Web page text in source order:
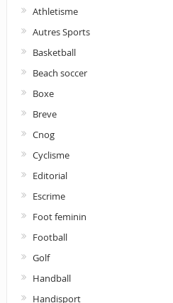
Athletisme
Autres Sports
Basketball
Beach soccer
Boxe
Breve
Cnog
Cyclisme
Editorial
Escrime
Foot feminin
Football
Golf
Handball
Handisport